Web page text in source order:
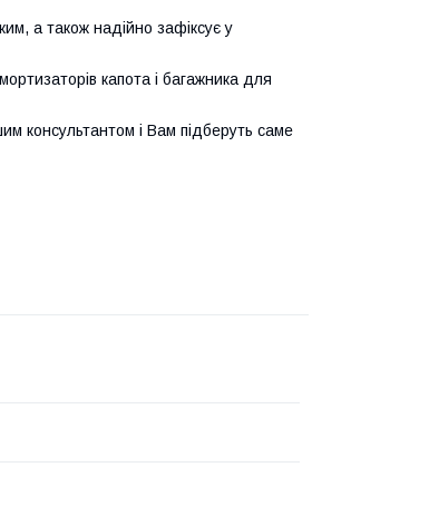
а також надійно зафіксує у
капота і багажника для
консультантом і Вам підберуть саме